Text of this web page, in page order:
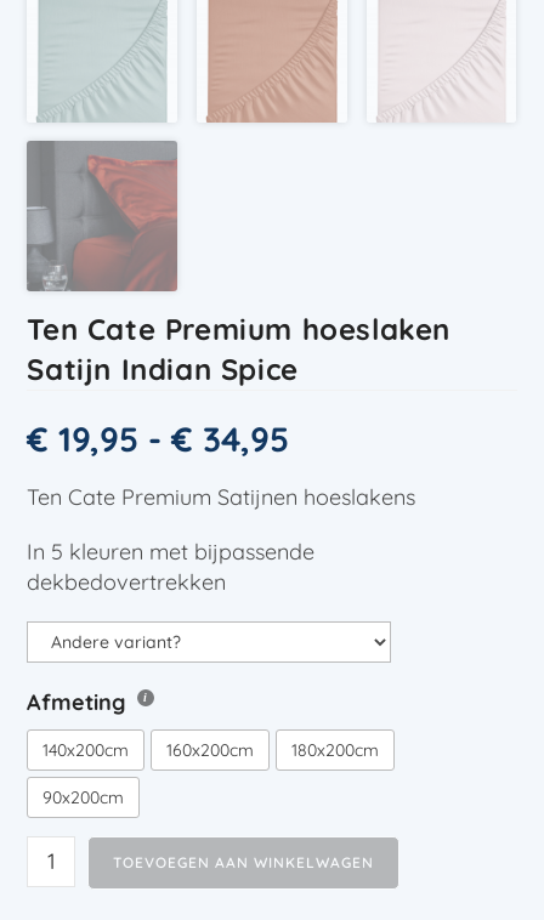
Ten Cate Premium hoeslaken
Satijn Indian Spice
€ 19,95 - € 34,95
Ten Cate Premium Satijnen hoeslakens
In 5 kleuren met bijpassende
dekbedovertrekken
Afmeting
140x200cm 160x200cm 180x200cm
90x200cm
TOEVOEGEN AAN WINKELWAGEN